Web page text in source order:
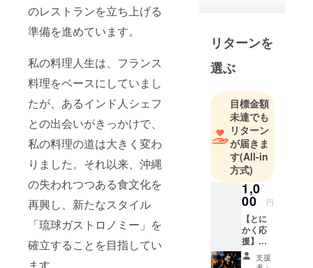
のレストランを立ち上げる
準備を進めています。
私の料理人生は、フランス
料理をベースにしていまし
たが、あるインド人シェフ
との出会いがきっかけで、
私の料理の道は大きく変わ
りました。それ以来、沖縄
の失われつつある食文化を
再興し、新たなスタイル
「琉球ガストロノミー」を
確立することを目指してい
Robuchon」
をはじめと
したパリの
鑽を積み、
帰国後31歳
で伊良部島
にある
「Restauran
t État
d'esprit（エ
タデスプ
リ）」総料
理長に就任
した。
リターンを
選ぶ
目標金額
未達でも
リターン
が届きま
す(All-in
方式)
1,0
00 円
【とに
かく応
援】
「頑張
れ！リ
支援